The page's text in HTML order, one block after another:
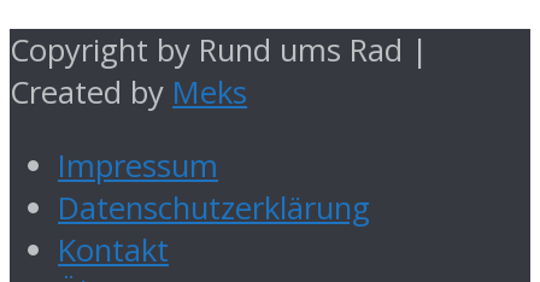
Copyright by Rund ums Rad |
Created by Meks
Impressum
Datenschutzerklärung
Kontakt